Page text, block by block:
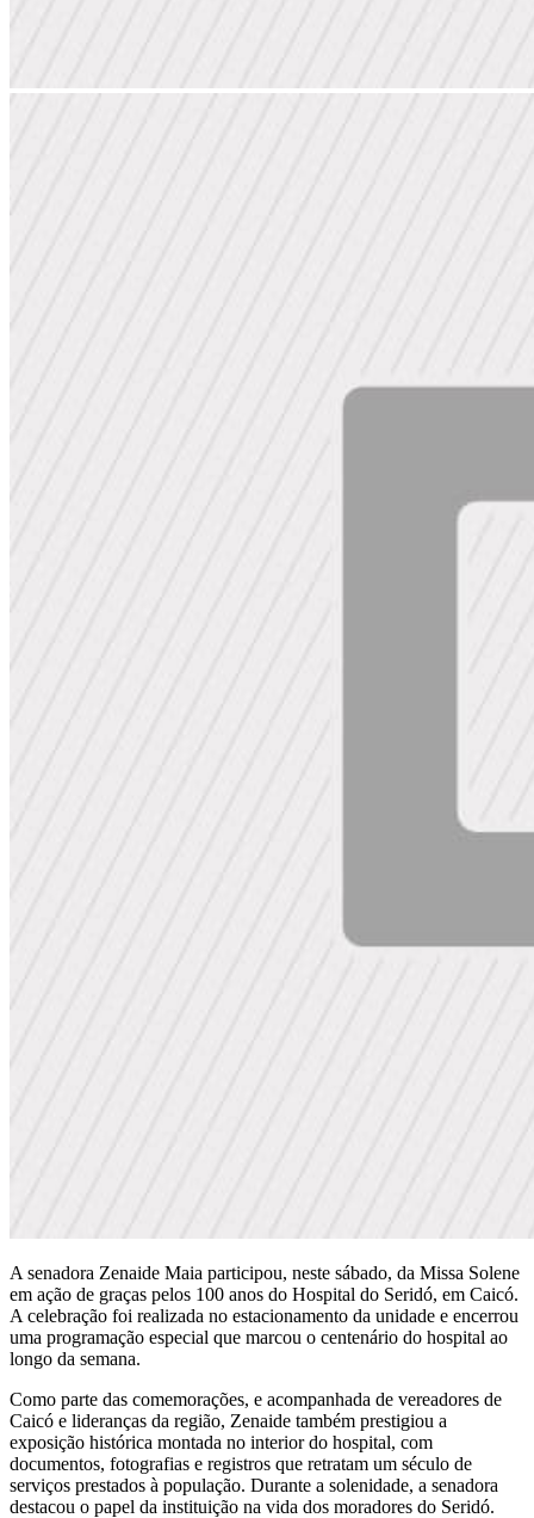
A senadora Zenaide Maia participou, neste sábado, da Missa Solene
em ação de graças pelos 100 anos do Hospital do Seridó, em Caicó.
A celebração foi realizada no estacionamento da unidade e encerrou
uma programação especial que marcou o centenário do hospital ao
longo da semana.
Como parte das comemorações, e acompanhada de vereadores de
Caicó e lideranças da região, Zenaide também prestigiou a
exposição histórica montada no interior do hospital, com
documentos, fotografias e registros que retratam um século de
serviços prestados à população. Durante a solenidade, a senadora
destacou o papel da instituição na vida dos moradores do Seridó.